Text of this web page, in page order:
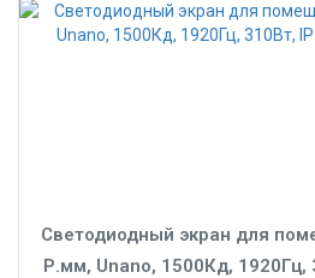
Светодиодный экран для
Р.мм, Unano, 1500Кд, 1920Гц,